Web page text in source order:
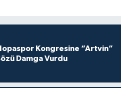
Kongresine “Artvin”
Damga Vurdu